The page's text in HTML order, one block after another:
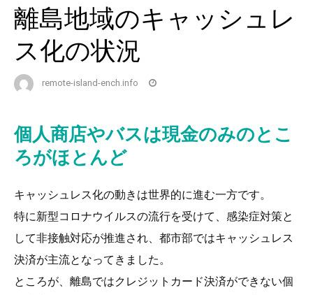
離島地域のキャッシュレ
ス化の状況
remote-island-ench.info
個人商店やバスは現金のみのとこ
ろがほとんど
キャッシュレス化の動きは世界的に進む一方です。
特に新型コロナウイルスの流行を受けて、感染症対策と
して非接触対応が推進され、都市部ではキャッシュレス
決済が主流となってきました。
ところが、離島ではクレジットカード決済ができない個